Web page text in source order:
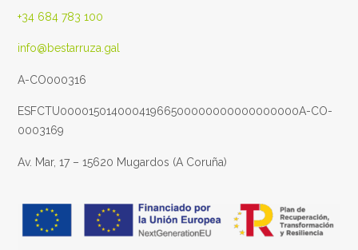
+34 684 783 100
info@bestarruza.gal
A-CO000316
ESFCTU00001501400041966500000000000000000A-CO-
0003169
Av. Mar, 17 – 15620 Mugardos (A Coruña)